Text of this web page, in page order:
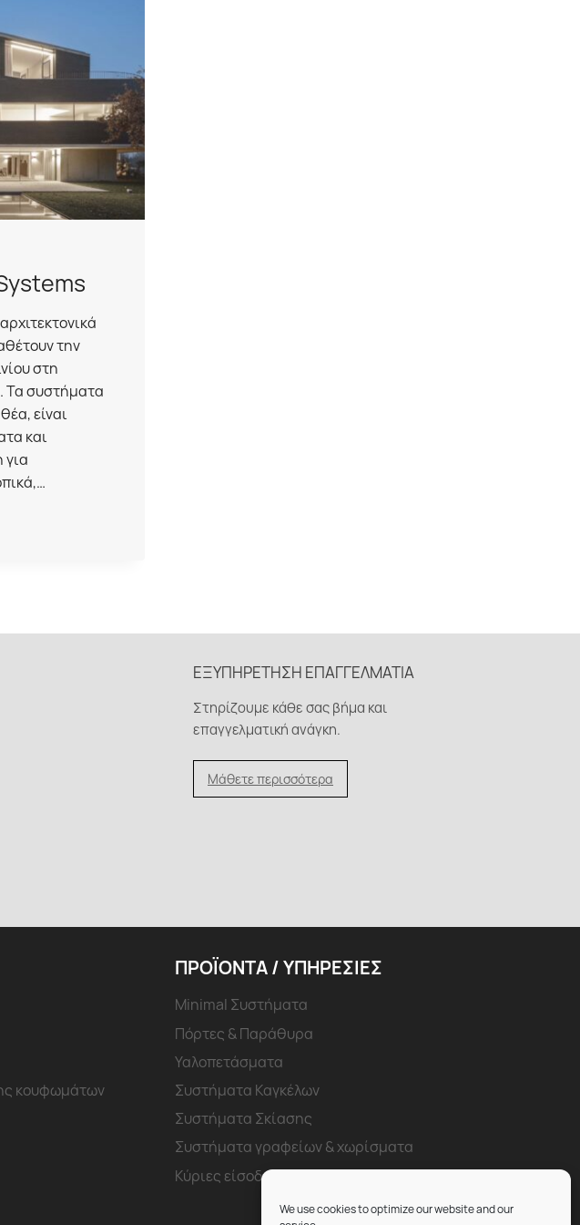
We use cookies to optimize our website and our
την
στη
Τα συστήματα
είναι
και
για
ΕΞΥΠΗΡΈΤΗΣΗ ΕΠΑΓΓΕΛΜΑΤΊΑ
Στηρίζουμε κάθε σας βήμα και
επαγγελματική ανάγκη.
Μάθετε περισσότερα
κουφωμάτων
ΠΡΟΪΟΝΤΑ / ΥΠΗΡΕΣΊΕΣ
Minimal Συστήματα
Πόρτες & Παράθυρα
Υαλοπετάσματα
Συστήματα Καγκέλων
Συστήματα Σκίασης
Συστήματα γραφείων & χωρίσματα
Κύριες είσοδοι